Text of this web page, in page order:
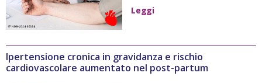
Leggi
Ipertensione cronica in gravidanza e rischio
cardiovascolare aumentato nel post-partum